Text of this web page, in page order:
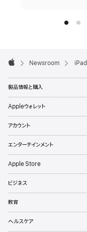
Footer

Newsroom iPad
製品情報と購入
Appleウォレット
アカウント
エンターテインメント
Apple Store
ビジネス
教育
ヘルスケア